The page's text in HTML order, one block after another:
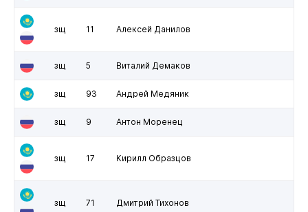
зщ 11 Алексей Данилов
зщ 5 Виталий Демаков
зщ 93 Андрей Медяник
зщ 9 Антон Моренец
зщ 17 Кирилл Образцов
зщ 71 Дмитрий Тихонов